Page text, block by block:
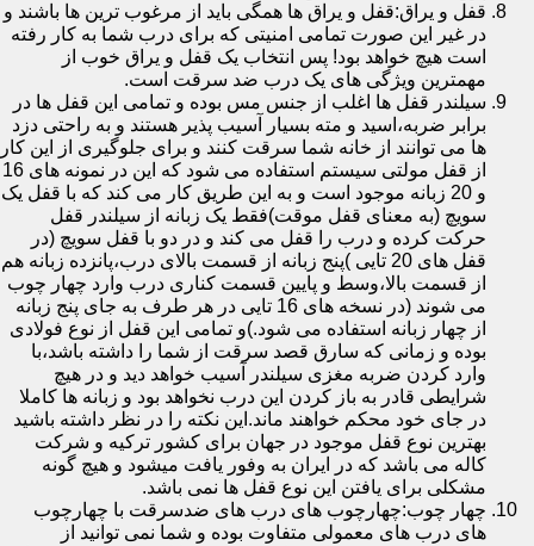
قفل و یراق:قفل و یراق ها همگی باید از مرغوب ترین ها باشند و
در غیر این صورت تمامی امنیتی که برای درب شما به کار رفته
است هیچ خواهد بود! پس انتخاب یک قفل و یراق خوب از
مهمترین ویژگی های یک درب ضد سرقت است.
سیلندر قفل ها اغلب از جنس مس بوده و تمامی این قفل ها در
برابر ضربه،اسید و مته بسیار آسیب پذیر هستند و به راحتی دزد
ها می توانند از خانه شما سرقت کنند و برای جلوگیری از این کار
از قفل مولتی سیستم استفاده می شود که این در نمونه های 16
و 20 زبانه موجود است و به این طریق کار می کند که با قفل یک
سویچ (به معنای قفل موقت)فقط یک زبانه از سیلندر قفل
حرکت کرده و درب را قفل می کند و در دو با قفل سویچ (در
قفل های 20 تایی )پنج زبانه از قسمت بالای درب،پانزده زبانه هم
از قسمت بالا،وسط و پایین قسمت کناری درب وارد چهار چوب
می شوند (در نسخه های 16 تایی در هر طرف به جای پنج زبانه
از چهار زبانه استفاده می شود.)و تمامی این قفل از نوع فولادی
بوده و زمانی که سارق قصد سرقت از شما را داشته باشد،با
وارد کردن ضربه مغزی سیلندر آسیب خواهد دید و در هیچ
شرایطی قادر به باز کردن این درب نخواهد بود و زبانه ها کاملا
در جای خود محکم خواهند ماند.این نکته را در نظر داشته باشید
بهترین نوع قفل موجود در جهان برای کشور ترکیه و شرکت
کاله می باشد که در ایران به وفور یافت میشود و هیچ گونه
مشکلی برای یافتن این نوع قفل ها نمی باشد.
چهار چوب:چهارچوب های درب های ضدسرقت با چهارچوب
های درب های معمولی متفاوت بوده و شما نمی توانید از